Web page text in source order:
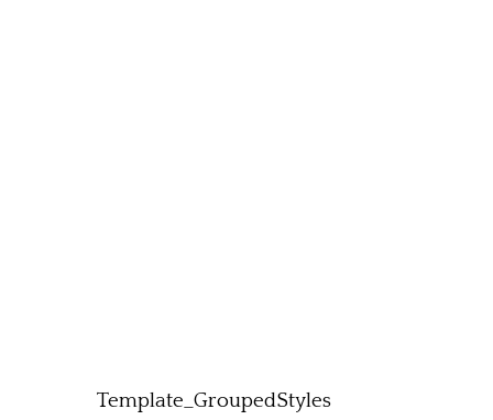
Template_GroupedStyles